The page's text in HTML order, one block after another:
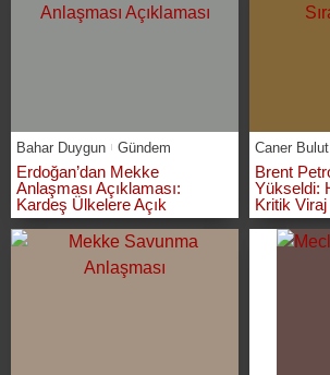
Bahar Duygun Gündem
Erdoğan’dan Mekke
Anlaşması Açıklaması:
Kardeş Ülkelere Açık
Caner Bulut
Brent
Yükseldi:
Kritik Viraj